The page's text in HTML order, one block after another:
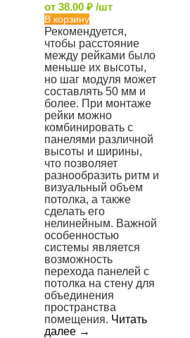
от 38.00 ₽ /шт
В корзину
Рекомендуется,
чтобы расстояние
между рейками было
меньше их высоты,
но шаг модуля может
составлять 50 мм и
более. При монтаже
рейки можно
комбинировать с
панелями различной
высоты и ширины,
что позволяет
разнообразить ритм и
визуальный объем
потолка, а также
сделать его
нелинейным. Важной
особенностью
системы является
возможность
перехода панелей с
потолка на стену для
объединения
пространства
помещения. Читать
далее →